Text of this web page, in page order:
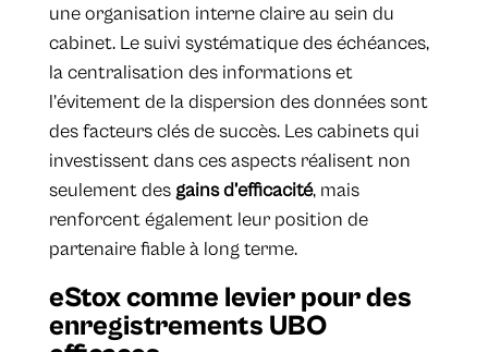
une organisation interne claire au sein du
cabinet. Le suivi systématique des échéances,
la centralisation des informations et
l’évitement de la dispersion des données sont
des facteurs clés de succès. Les cabinets qui
investissent dans ces aspects réalisent non
seulement des gains d’efficacité, mais
renforcent également leur position de
partenaire fiable à long terme.
eStox comme levier pour des
enregistrements UBO